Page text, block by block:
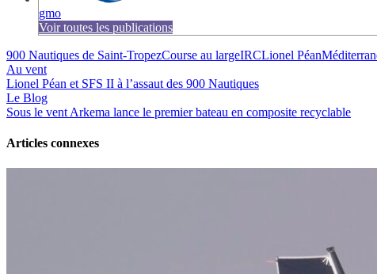
gmo
Voir toutes les publications
900 Nautiques de Saint-TropezCourse au largeIRCLionel Péan
Au vent
Lionel Péan et SFS II à l’assaut des 900 Nautiques
Le Blog
Sous le vent Arkema lance le premier bateau en composite recyclable
Articles connexes